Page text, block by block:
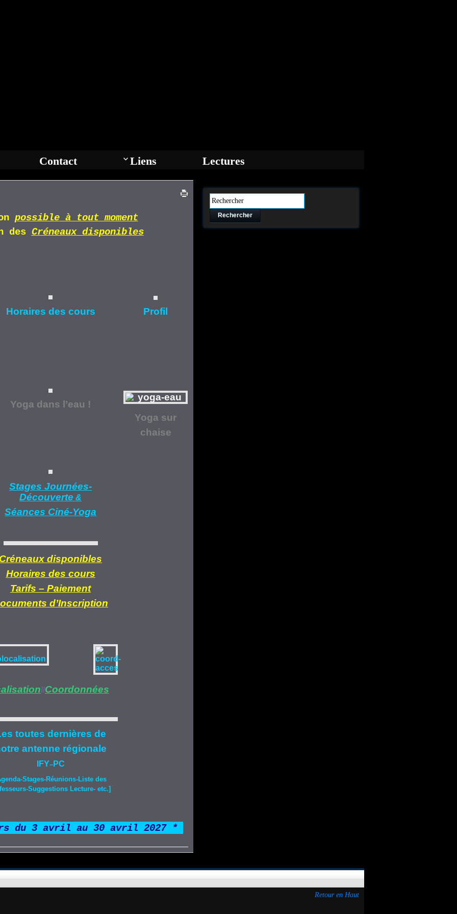
Contact Liens Lectures
possibleà tout moment
des Créneaux disponibles
Horaires des cours Profil
Yoga dans l’eau !
Yoga sur
chaise
Stages Journées-
Découverte &
Séances Ciné-Yoga
disponibles
Horaires des cours
Tarifs – Paiement
d’Inscription
//Coordonnées
toutes dernières de
antenne régionale
IFY–PC
Stages-Réunions-Liste des
Suggestions Lecture- etc.]
du 3 avril au 30 avril 2027 **
Rechercher
Retour en Haut